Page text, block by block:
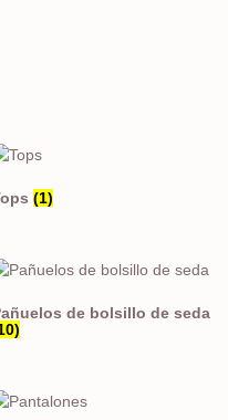
(1)
de bolsillo de seda